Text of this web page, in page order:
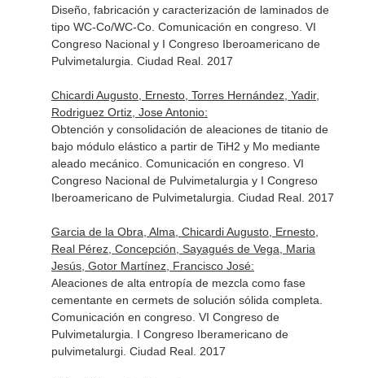
Diseño, fabricación y caracterización de laminados de
tipo WC-Co/WC-Co. Comunicación en congreso. VI
Congreso Nacional y I Congreso Iberoamericano de
Pulvimetalurgia. Ciudad Real. 2017
Chicardi Augusto, Ernesto, Torres Hernández, Yadir,
Rodriguez Ortiz, Jose Antonio:
Obtención y consolidación de aleaciones de titanio de
bajo módulo elástico a partir de TiH2 y Mo mediante
aleado mecánico. Comunicación en congreso. VI
Congreso Nacional de Pulvimetalurgia y I Congreso
Iberoamericano de Pulvimetalurgia. Ciudad Real. 2017
Garcia de la Obra, Alma, Chicardi Augusto, Ernesto,
Real Pérez, Concepción, Sayagués de Vega, Maria
Jesús, Gotor Martínez, Francisco José:
Aleaciones de alta entropía de mezcla como fase
cementante en cermets de solución sólida completa.
Comunicación en congreso. VI Congreso de
Pulvimetalurgia. I Congreso Iberamericano de
pulvimetalurgi. Ciudad Real. 2017